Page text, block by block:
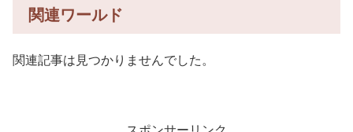
関連ワールド
関連記事は見つかりませんでした。